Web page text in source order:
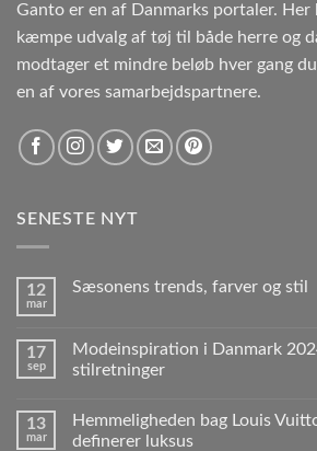
Ganto er en af Danmarks portaler. Her
kæmpe udvalg af tøj til både herre og
modtager et mindre beløb hver gang
en af vores samarbejdspartnere.
SENESTE NYT
12
mar
Sæsonens trends, farver og stil
17
sep
Modeinspiration i Danmark
stilretninger
13
mar
Hemmeligheden bag Louis
definerer luksus